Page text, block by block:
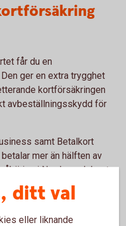
får du en
ger en extra trygghet
kortförsäkringen
avbeställningsskydd för
samt Betalkort
mer än hälften av
i Norden och kosta
och avgifter.
ditt val
eller liknande